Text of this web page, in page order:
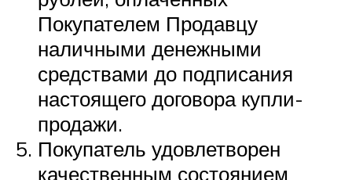
Покупателем Продавцу
наличными денежными
средствами до подписания
настоящего договора купли-
продажи.
Покупатель удовлетворен
качественным состоянием